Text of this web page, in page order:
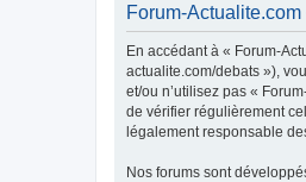
Forum-
En accédant à « Forum-
actualite.com/debats »),
et/ou n’utilisez pas «
de vérifier régulièrement
légalement responsable
Nos forums sont